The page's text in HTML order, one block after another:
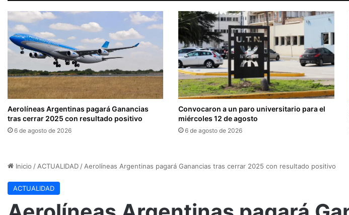
Aerolíneas Argentinas pagará Ganancias
tras cerrar 2025 con resultado positivo
6 de agosto de 2026
Convocaron a un paro universitario para el
miércoles 12 de agosto
6 de agosto de 2026